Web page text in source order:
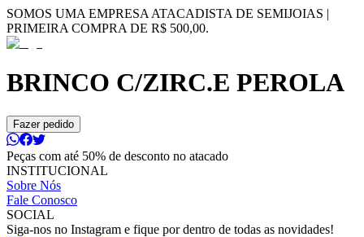
SOMOS UMA EMPRESA ATACADISTA DE SEMIJOIAS |
PRIMEIRA COMPRA DE R$ 500,00.
BRINCO C/ZIRC.E PEROLA
Fazer pedido
Peças com até 50% de desconto no atacado
INSTITUCIONAL
Sobre Nós
Fale Conosco
SOCIAL
Siga-nos no Instagram e fique por dentro de todas as novidades!